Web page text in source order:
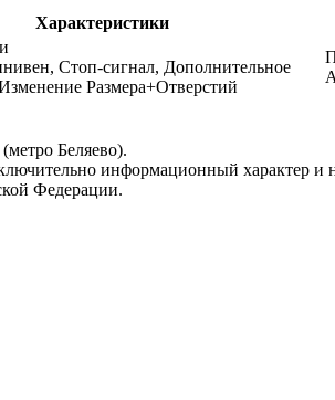
Характеристики
Стоп-сигнал, Дополнительное
Размера+Отверстий
Беляево).
информационный характер и
Федерации.